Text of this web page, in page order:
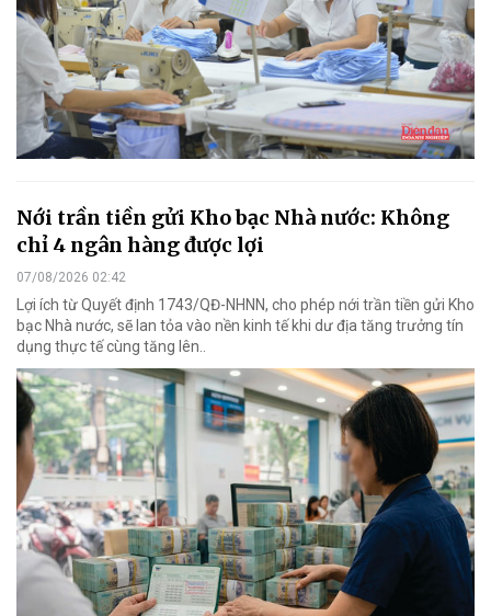
Nới trần tiền gửi Kho bạc Nhà nước: Không
chỉ 4 ngân hàng được lợi
07/08/2026 02:42
Lợi ích từ Quyết định 1743/QĐ-NHNN, cho phép nới trần tiền gửi Kho
bạc Nhà nước, sẽ lan tỏa vào nền kinh tế khi dư địa tăng trưởng tín
dụng thực tế cùng tăng lên..